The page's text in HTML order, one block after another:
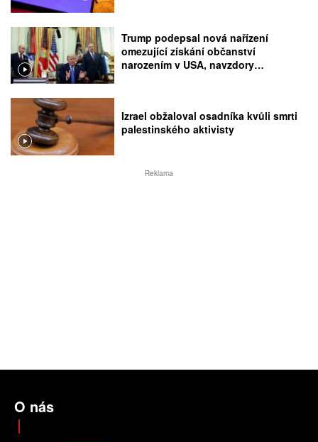
Trump podepsal nová nařízení
omezující získání občanství
narozením v USA, navzdory
Izrael obžaloval osadníka kvůli smrti
palestinského aktivisty
Reklama
O nás